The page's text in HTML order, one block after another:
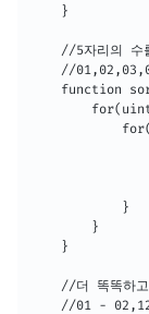
    }
//5자리의 수
//
function
            }
        }
    }
//더 똑똑하
//01 -